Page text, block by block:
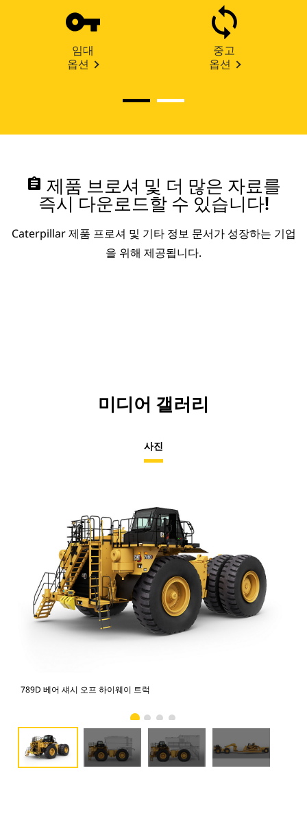
임대
옵션
중고
옵션
assignment 제품 브로셔 및 더 많은 자료를
즉시 다운로드할 수 있습니다!
Caterpillar 제품 프로셔 및 기타 정보 문서가 성장하는 기업
을 위해 제공됩니다.
미디어 갤러리
사진
789D 베어 섀시 오프 하이웨이 트럭